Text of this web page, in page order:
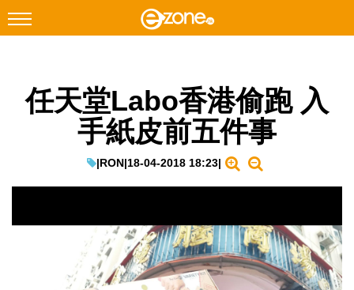
Facebook Instagram
遊戲動漫
任天堂Labo香港偷跑 入
手紙皮前五件事
|RON|18-04-2018 18:23|